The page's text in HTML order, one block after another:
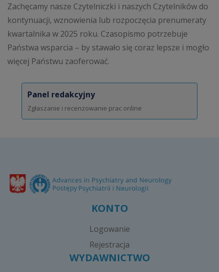
Zachęcamy nasze Czytelniczki i naszych Czytelników do
kontynuacji, wznowienia lub rozpoczęcia prenumeraty
kwartalnika w 2025 roku. Czasopismo potrzebuje
Państwa wsparcia – by stawało się coraz lepsze i mogło
więcej Państwu zaoferować.
Panel redakcyjny
Zgłaszanie i recenzowanie prac online
KONTO
Logowanie
Rejestracja
WYDAWNICTWO